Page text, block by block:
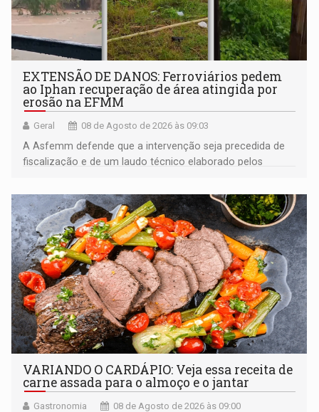
EXTENSÃO DE DANOS: Ferroviários pedem
ao Iphan recuperação de área atingida por
erosão na EFMM
Geral 08 de Agosto de 2026 às 09:03
A Asfemm defende que a intervenção seja precedida de
fiscalização e de um laudo técnico elaborado pelos
VARIANDO O CARDÁPIO: Veja essa receita de
carne assada para o almoço e o jantar
Gastronomia 08 de Agosto de 2026 às 09:00